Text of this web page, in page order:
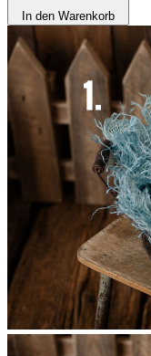
In den Warenkorb